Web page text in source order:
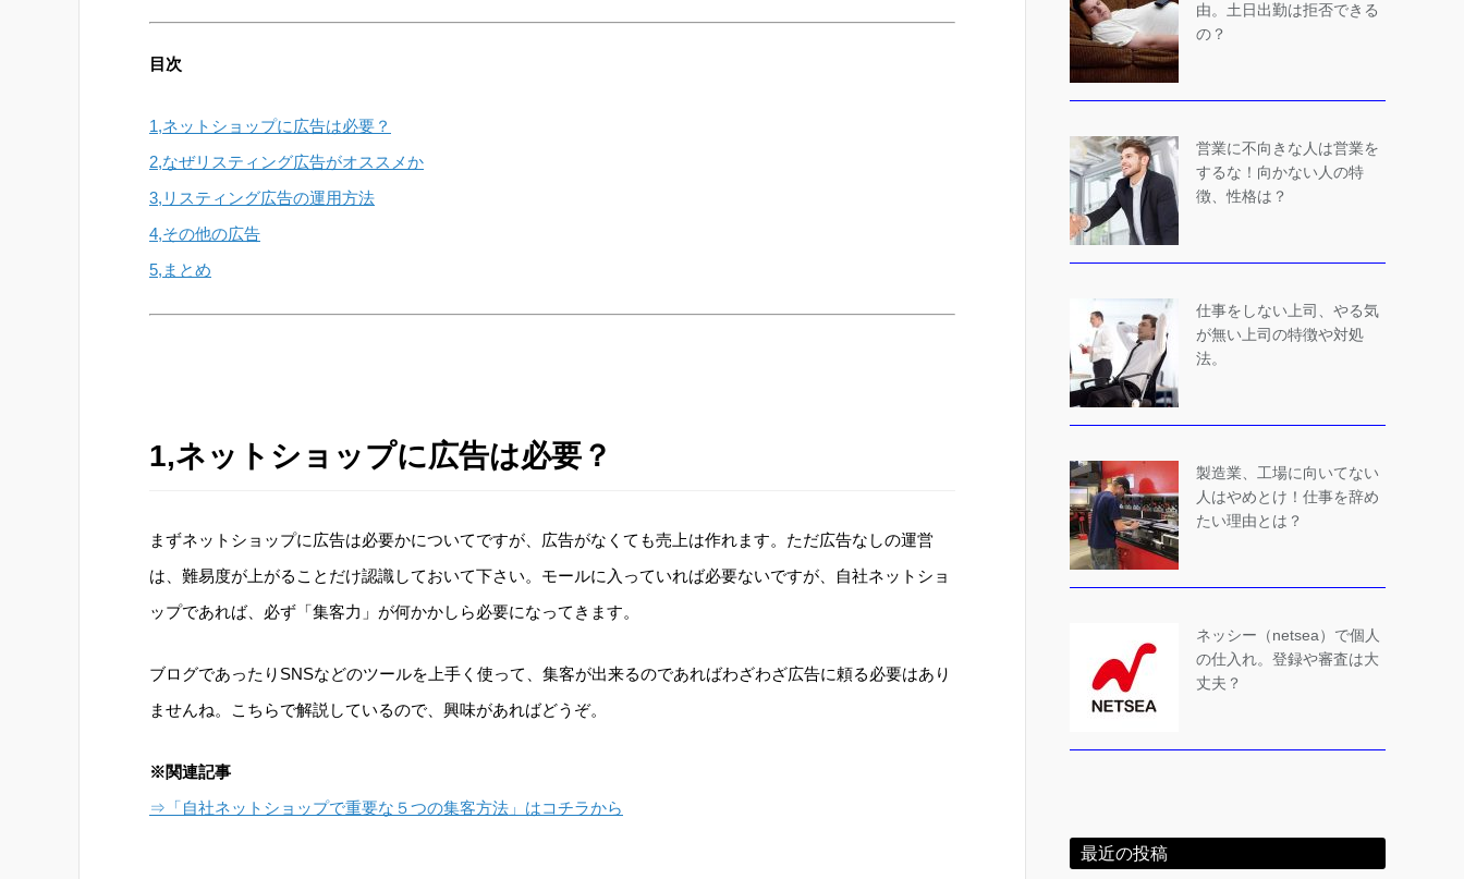
目次
1,ネットショップに広告は必要？
2,なぜリスティング広告がオススメか
3,リスティング広告の運用方法
4,その他の広告
5,まとめ
1,ネットショップに広告は必要？
まずネットショップに広告は必要かについてですが、広告がなくても売上は作れます。ただ広告なしの運営
は、難易度が上がることだけ認識しておいて下さい。モールに入っていれば必要ないですが、自社ネットショ
ップであれば、必ず「集客力」が何かかしら必要になってきます。
ブログであったりSNSなどのツールを上手く使って、集客が出来るのであればわざわざ広告に頼る必要はあり
ませんね。こちらで解説しているので、興味があればどうぞ。
※関連記事
⇒「自社ネットショップで重要な５つの集客方法」はコチラから
由。土日出勤は拒否できる
の？
営業に不向きな人は営業を
するな！向かない人の特
徴、性格は？
仕事をしない上司、やる気
が無い上司の特徴や対処
法。
製造業、工場に向いてない
人はやめとけ！仕事を辞め
たい理由とは？
ネッシー（netsea）で個人
の仕入れ。登録や審査は大
丈夫？
最近の投稿